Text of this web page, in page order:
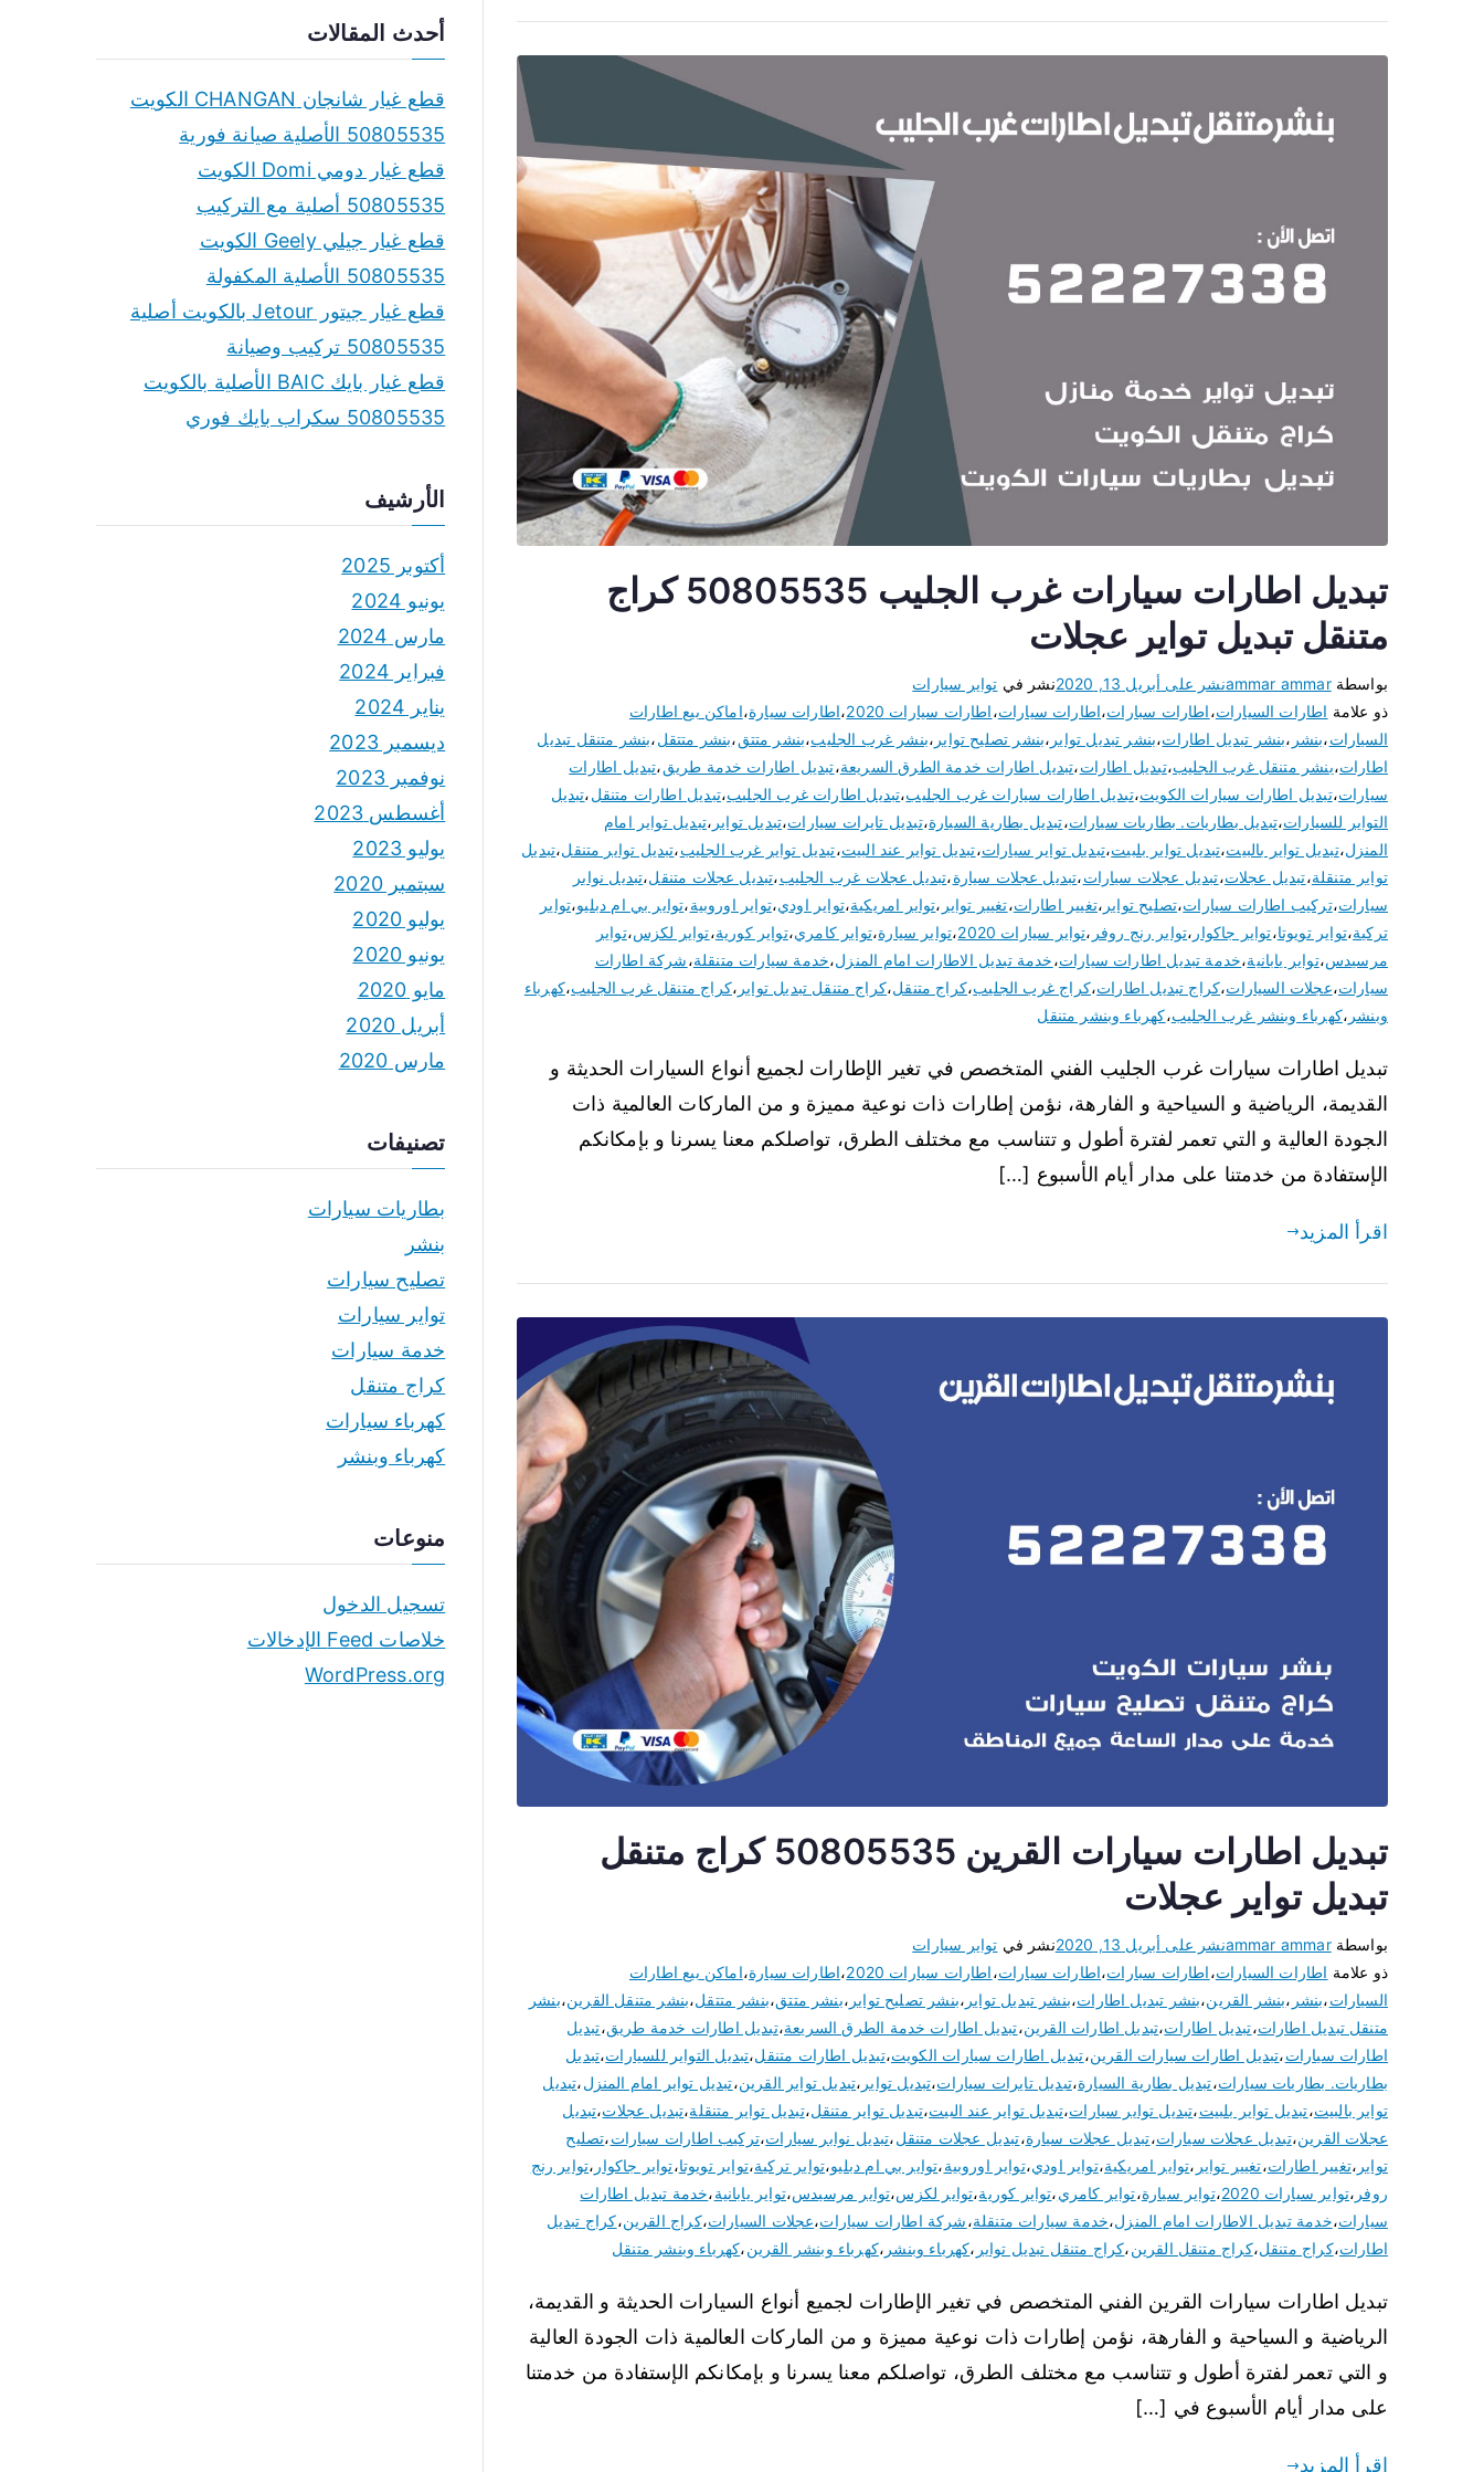
تبديل اطارات سيارات غرب الجليب 50805535 كراج
متنقل تبديل تواير عجلات
بواسطةammar ammarنشر على أبريل 13, 2020 نشر في تواير سيارات
ذو علامة اطارات السيارات،اطارات سبارات،اطارات سيارات،اطارات سيارات 2020 ،اطارات سيارة،اماكن بيع اطارات
السيارات،بنشر ،بنشر تبديل اطارات،بنشر تبديل تواير ،بنشر تصليح تواير ،بنشر غرب الجليب،بنشر متتق،بنشر متتقل،بنشر متنقل تبديل
اطارات،بنشر متنقل غرب الجليب،تبديل اطارات،تبديل اطارات خدمة الطرق السريعة،تبديل اطارات خدمة طريق،تبديل اطارات
سيارات،تبديل اطارات سيارات الكويت،تبديل اطارات سيارات غرب الجليب،تبديل اطارات غرب الجليب،تبديل اطارات متنقل،تبديل
التواير للسيارات،تبديل بطاريات. بطاريات سيارات،تبديل بطارية السيارة،تبديل تايرات سيارات،تبديل تواير ،تبديل تواير امام
المنزل،تبديل تواير بالبيت،تبديل تواير بلبيت،تبديل تواير سيارات،تبديل تواير عند البيت،تبديل تواير غرب الجليب،تبديل تواير متنقل،تبديل
تواير متنقلة،تبديل عجلات،تبديل عجلات سيارات،تبديل عجلات سيارة،تبديل عجلات غرب الجليب،تبديل عجلات متنقل،تبديل نوابر
سيارات،تركيب اطارات سيارات،تصليح تواير ،تغيير اطارات،تغيير تواير ،تواير امريكية،تواير اودي،تواير اوروبية،تواير بي ام دبليو،تواير
تركية،تواير تويوتا،تواير جاكوار ،تواير رنج روفر ،تواير سيارات 2020 ،تواير سيارة،تواير كامري،تواير كورية،تواير لكزس،تواير
مرسيدس،تواير يابانية،خدمة تبديل اطارات سيارات،خدمة تبديل الاطارات امام المنزل،خدمة سيارات متنقلة،شركة اطارات
سيارات،عجلات السيارات،كراج تبديل اطارات،كراج غرب الجليب،كراج متنقل،كراج متنقل تبديل تواير ،كراج متنقل غرب الجليب،كهرباء
وبنشر ،كهرباء وبنشر غرب الجليب،كهرباء وبنشر متنقل
تبديل اطارات سيارات غرب الجليب الفني المتخصص في تغير الإطارات لجميع أنواع السيارات الحديثة و
القديمة، الرياضية و السياحية و الفارهة، نؤمن إطارات ذات نوعية مميزة و من الماركات العالمية ذات
الجودة العالية و التي تعمر لفترة أطول و تتناسب مع مختلف الطرق، تواصلكم معنا يسرنا و بإمكانكم
الإستفادة من خدمتنا على مدار أيام الأسبوع […]
اقرأ المزيد
تبديل اطارات سيارات القرين 50805535 كراج متنقل
تبديل تواير عجلات
بواسطةammar ammarنشر على أبريل 13, 2020 نشر في تواير سيارات
ذو علامة اطارات السيارات،اطارات سبارات،اطارات سيارات،اطارات سيارات 2020 ،اطارات سيارة،اماكن بيع اطارات
السيارات،بنشر ،بنشر القرين،بنشر تبديل اطارات،بنشر تبديل تواير ،بنشر تصليح تواير ،بنشر متتق،بنشر متتقل،بنشر متنقل القرين،بنشر
متنقل تبديل اطارات،تبديل اطارات،تبديل اطارات القرين،تبديل اطارات خدمة الطرق السريعة،تبديل اطارات خدمة طريق،تبديل
اطارات سيارات،تبديل اطارات سيارات القرين،تبديل اطارات سيارات الكويت،تبديل اطارات متنقل،تبديل التواير للسيارات،تبديل
بطاريات. بطاريات سيارات،تبديل بطارية السيارة،تبديل تايرات سيارات،تبديل تواير ،تبديل تواير القرين،تبديل تواير امام المنزل،تبديل
تواير بالبيت،تبديل تواير بلبيت،تبديل تواير سيارات،تبديل تواير عند البيت،تبديل تواير متنقل،تبديل تواير متنقلة،تبديل عجلات،تبديل
عجلات القرين،تبديل عجلات سيارات،تبديل عجلات سيارة،تبديل عجلات متنقل،تبديل نوابر سيارات،تركيب اطارات سيارات،تصليح
تواير ،تغيير اطارات،تغيير تواير ،تواير امريكية،تواير اودي،تواير اوروبية،تواير بي ام دبليو،تواير تركية،تواير تويوتا،تواير جاكوار ،تواير رنج
روفر ،تواير سيارات 2020 ،تواير سيارة،تواير كامري،تواير كورية،تواير لكزس،تواير مرسيدس،تواير يابانية،خدمة تبديل اطارات
سيارات،خدمة تبديل الاطارات امام المنزل،خدمة سيارات متنقلة،شركة اطارات سيارات،عجلات السيارات،كراج القرين،كراج تبديل
اطارات،كراج متنقل،كراج متنقل القرين،كراج متنقل تبديل تواير ،كهرباء وبنشر ،كهرباء وبنشر القرين،كهرباء وبنشر متنقل
تبديل اطارات سيارات القرين الفني المتخصص في تغير الإطارات لجميع أنواع السيارات الحديثة و القديمة،
الرياضية و السياحية و الفارهة، نؤمن إطارات ذات نوعية مميزة و من الماركات العالمية ذات الجودة العالية
و التي تعمر لفترة أطول و تتناسب مع مختلف الطرق، تواصلكم معنا يسرنا و بإمكانكم الإستفادة من خدمتنا
على مدار أيام الأسبوع في […]
اقرأ المزيد
r
أحدث المقالات
قطع غيار شانجان CHANGAN الكويت
50805535 الأصلية صيانة فورية
قطع غيار دومي Domi الكويت
50805535 أصلية مع التركيب
قطع غيار جيلي Geely الكويت
50805535 الأصلية المكفولة
قطع غيار جيتور Jetour بالكويت أصلية
50805535 تركيب وصيانة
قطع غيار بايك BAIC الأصلية بالكويت
50805535 سكراب بايك فوري
الأرشيف
أكتوبر 2025
يونيو 2024
مارس 2024
فبراير 2024
يناير 2024
ديسمبر 2023
نوفمبر 2023
أغسطس 2023
يوليو 2023
سبتمبر 2020
يوليو 2020
يونيو 2020
مايو 2020
أبريل 2020
مارس 2020
تصنيفات
بطاريات سيارات
بنشر
تصليح سيارات
تواير سيارات
خدمة سيارات
كراج متنقل
كهرباء سيارات
كهرباء وبنشر
منوعات
تسجيل الدخول
خلاصات Feed الإدخالات
WordPress.org